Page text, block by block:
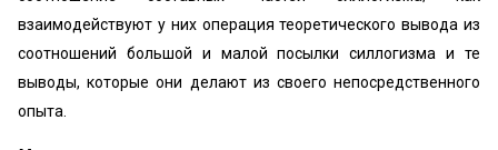
взаимодействуют у них операция теоретического вывода из
соотношений большой и малой посылки силлогизма и те
выводы, которые они делают из своего непосредственного
опыта.